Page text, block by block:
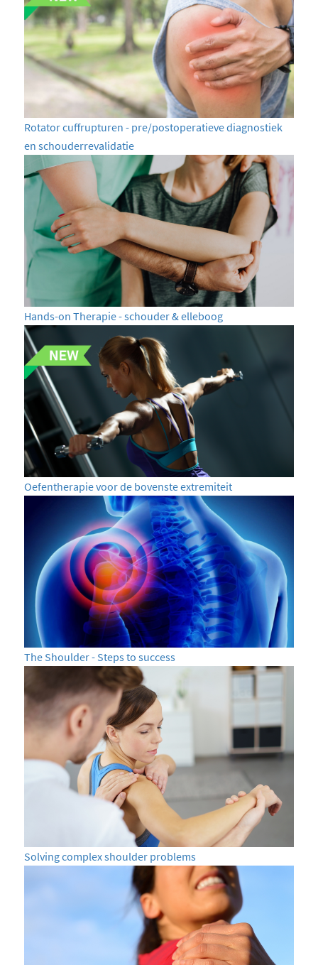
Rotator cuffrupturen - pre/postoperatieve diagnostiek
en schouderrevalidatie
Hands-on Therapie - schouder & elleboog
Oefentherapie voor de bovenste extremiteit
The Shoulder - Steps to success
Solving complex shoulder problems